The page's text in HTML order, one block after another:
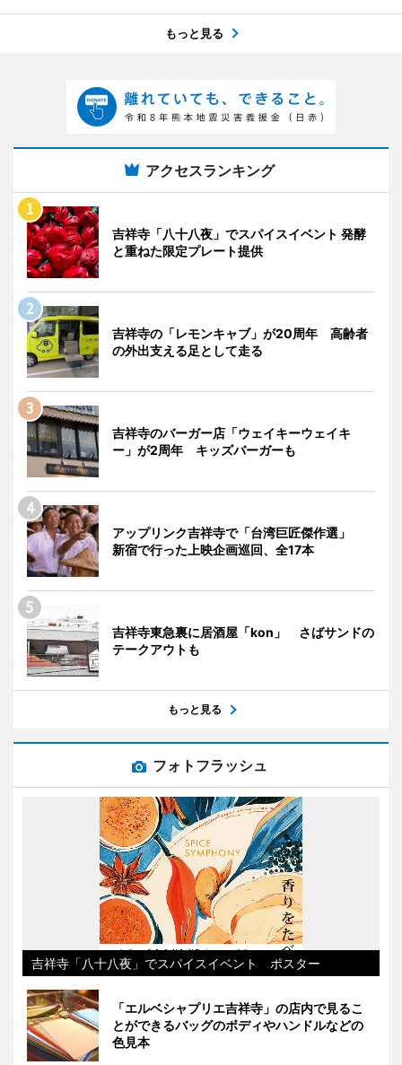
もっと見る
アクセスランキング
吉祥寺「八十八夜」でスパイスイベント 発酵
と重ねた限定プレート提供
吉祥寺の「レモンキャブ」が20周年 高齢者
の外出支える足として走る
吉祥寺のバーガー店「ウェイキーウェイキ
ー」が2周年 キッズバーガーも
アップリンク吉祥寺で「台湾巨匠傑作選」
新宿で行った上映企画巡回、全17本
吉祥寺東急裏に居酒屋「kon」 さばサンドの
テークアウトも
もっと見る
フォトフラッシュ
吉祥寺「八十八夜」でスパイスイベント ポスター
「エルベシャプリエ吉祥寺」の店内で見るこ
とができるバッグのボディやハンドルなどの
色見本